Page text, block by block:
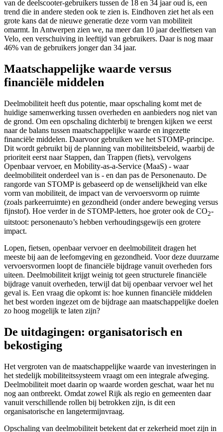
van de deelscooter-gebruikers tussen de 18 en 34 jaar oud is, een
trend die in andere steden ook te zien is. Eindhoven ziet het als een
grote kans dat de nieuwe generatie deze vorm van mobiliteit
omarmt. In Antwerpen zien we, na meer dan 10 jaar deelfietsen van
Velo, een verschuiving in leeftijd van gebruikers. Daar is nog maar
46% van de gebruikers jonger dan 34 jaar.
Maatschappelijke waarde versus
financiële middelen
Deelmobiliteit heeft dus potentie, maar opschaling komt met de
huidige samenwerking tussen overheden en aanbieders nog niet van
de grond. Om een opschaling dichterbij te brengen kijken we eerst
naar de balans tussen maatschappelijke waarde en ingezette
financiële middelen. Daarvoor gebruiken we het STOMP-principe.
Dit wordt gebruikt bij de planning van mobiliteitsbeleid, waarbij de
prioriteit eerst naar Stappen, dan Trappen (fiets), vervolgens
Openbaar vervoer, en Mobility-as-a-Service (MaaS) - waar
deelmobiliteit onderdeel van is - en dan pas de Personenauto. De
rangorde van STOMP is gebaseerd op de wenselijkheid van elke
vorm van mobiliteit, de impact van de vervoersvorm op ruimte
(zoals parkeerruimte) en gezondheid (onder andere beweging versus
fijnstof). Hoe verder in de STOMP-letters, hoe groter ook de CO2-
uitstoot: personenauto’s hebben verhoudingsgewijs een grotere
impact.
Lopen, fietsen, openbaar vervoer en deelmobiliteit dragen het
meeste bij aan de leefomgeving en gezondheid. Voor deze duurzame
vervoersvormen loopt de financiële bijdrage vanuit overheden fors
uiteen. Deelmobiliteit krijgt weinig tot geen structurele financiële
bijdrage vanuit overheden, terwijl dat bij openbaar vervoer wel het
geval is. Een vraag die opkomt is: hoe kunnen financiële middelen
het best worden ingezet om de bijdrage aan maatschappelijke doelen
zo hoog mogelijk te laten zijn?
De uitdagingen: organisatorisch en
bekostiging
Het vergroten van de maatschappelijke waarde van investeringen in
het stedelijk mobiliteitssysteem vraagt om een integrale afweging.
Deelmobiliteit moet daarin op waarde worden geschat, waar het nu
nog aan ontbreekt. Omdat zowel Rijk als regio en gemeenten daar
vanuit verschillende rollen bij betrokken zijn, is dit een
organisatorische en langetermijnvraag.
Opschaling van deelmobiliteit betekent dat er zekerheid moet zijn in